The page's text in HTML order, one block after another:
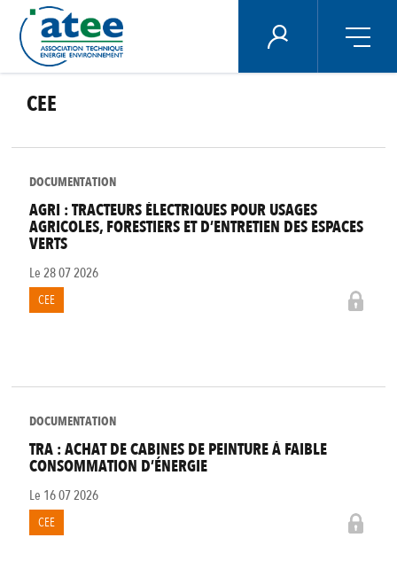
Aller
principal
ÉNERGIE PLUS
CEE
DOCUMENTATION
AGRI : TRACTEURS ÉLECTRIQUES POUR USAGES
AGRICOLES, FORESTIERS ET D’ENTRETIEN DES ESPACES
VERTS
Le 28 07 2026
CEE
DOCUMENTATION
TRA : ACHAT DE CABINES DE PEINTURE À FAIBLE
CONSOMMATION D’ÉNERGIE
Le 16 07 2026
CEE
Panneau de gestion des cookies